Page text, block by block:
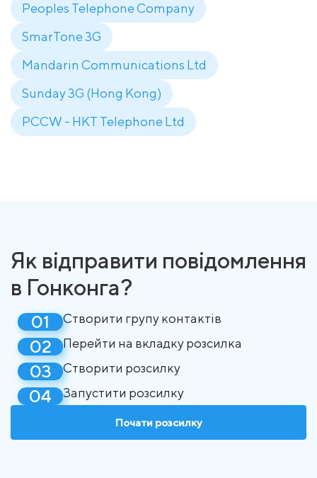
Peoples Telephone Company
SmarTone 3G
Mandarin Communications Ltd
Sunday 3G (Hong Kong)
PCCW - HKT Telephone Ltd
Як відправити повідомлення
в Гонконга?
Створити групу контактів
Перейти на вкладку розсилка
Створити розсилку
Запустити розсилку
Почати розсилку